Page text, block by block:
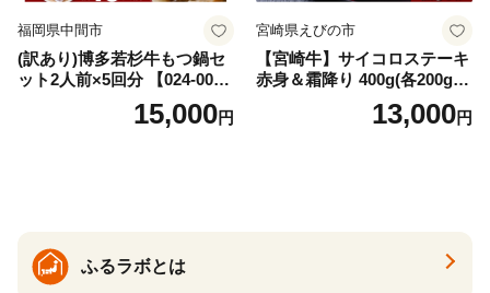
福岡県中間市
(訳あり)博多若杉牛もつ鍋セ
ット2人前×5回分 【024-002
15,000円
宮崎県えびの市
【宮崎牛】サイコロステーキ
赤身＆霜降り 400g(各200g×
１P 計2P) 真空パック 冷凍
13,000円
ふるラボとは